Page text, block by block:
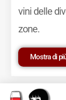
vini delle
zone.
Mostra di